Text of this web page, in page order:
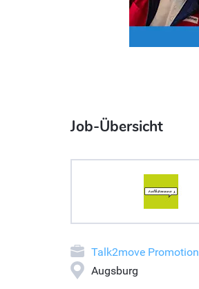
Job-Übersicht
Talk2move Promotion
Augsburg